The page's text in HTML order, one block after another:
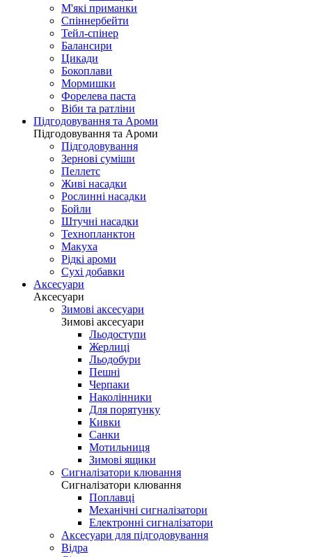
М'які приманки
Спіннербейти
Тейл-спінер
Балансири
Цикади
Бокоплави
Мормишки
Форелева паста
Віби та ратліни
Підгодовування та Ароми
Підгодовування та Ароми
Підгодовування
Зернові суміши
Пеллетс
Живі насадки
Рослинні насадки
Бойли
Штучні насадки
Технопланктон
Макуха
Рідкі ароми
Сухі добавки
Аксесуари
Аксесуари
Зимові аксесуари
Зимові аксесуари
Льодоступи
Жерлиці
Льодобури
Пешні
Черпаки
Наколінники
Для порятунку
Кивки
Санки
Мотильниця
Зимові ящики
Сигналізатори клювання
Сигналізатори клювання
Поплавці
Механічні сигналізатори
Електронні сигналізатори
Аксесуари для підгодовування
Відра